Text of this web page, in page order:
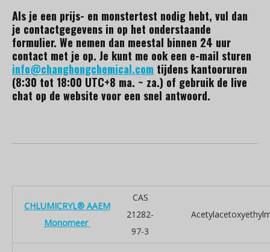
Als je een prijs- en monstertest nodig hebt, vul dan
je contactgegevens in op het onderstaande
formulier. We nemen dan meestal binnen 24 uur
contact met je op. Je kunt me ook een e-mail sturen
info@changhongchemical.com tijdens kantooruren
(8:30 tot 18:00 UTC+8 ma. ~ za.) of gebruik de live
chat op de website voor een snel antwoord.
CHLUMICRYL® AAEM
Monomeer
CAS
21282-
97-3